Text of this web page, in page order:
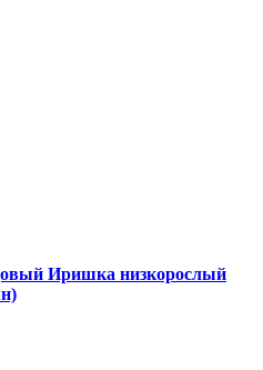
Иришка низкорослый